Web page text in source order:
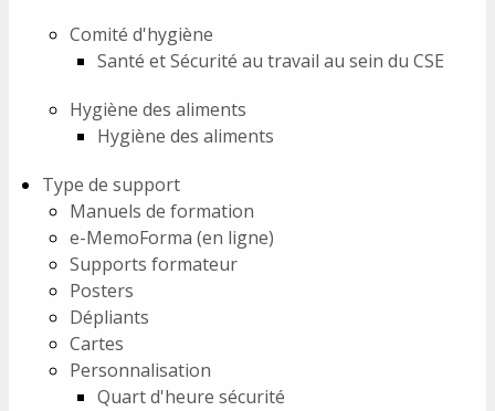
Comité d'hygiène
Santé et Sécurité au travail au sein du CSE
Hygiène des aliments
Hygiène des aliments
Type de support
Manuels de formation
e-MemoForma (en ligne)
Supports formateur
Posters
Dépliants
Cartes
Personnalisation
Quart d'heure sécurité